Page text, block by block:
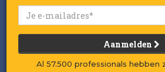
Aanmelden
Al 57.500 professionals hebben